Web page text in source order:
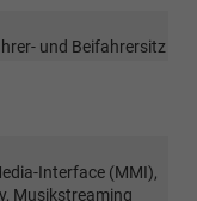
und Beifahrersitz
Interface (MMI),
Musikstreaming